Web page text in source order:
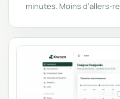
minutes. Moins d’allers-